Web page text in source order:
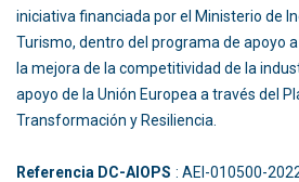
iniciativa financiada por el Ministerio de
Turismo, dentro del programa de apoyo
la mejora de la competitividad de la
apoyo de la Unión Europea a través del
Transformación y Resiliencia.
Referencia DC-AIOPS : AEI-